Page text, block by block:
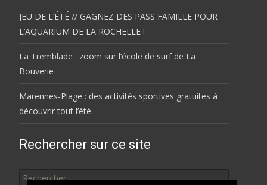
JEU DE L’ÉTÉ // GAGNEZ DES PASS FAMILLE POUR
L’AQUARIUM DE LA ROCHELLE !
La Tremblade : zoom sur l’école de surf de La
Bouverie
Marennes-Plage : des activités sportives gratuites à
découvrir tout l’été
Rechercher sur ce site